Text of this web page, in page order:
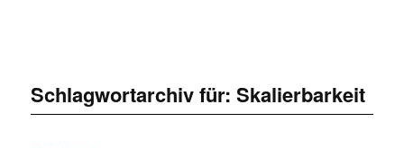
Schlagwortarchiv für: Skalierbarkeit